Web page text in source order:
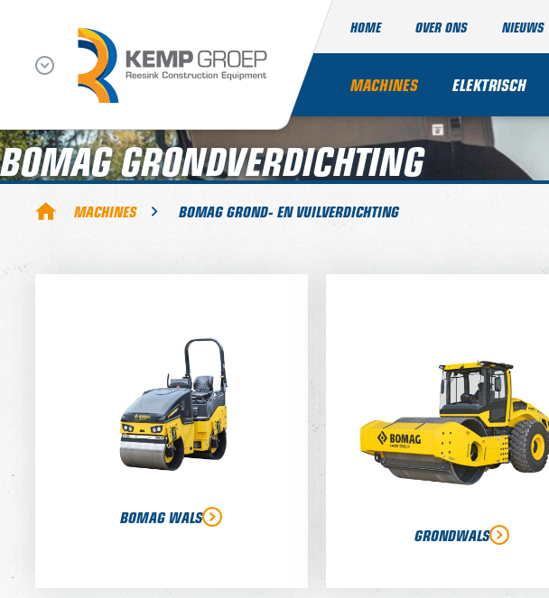
HOME OVER ONS NIEUWS
MACHINES ELEKTRISCH
BOMAG GRONDVERDICHTING
MACHINES BOMAG GROND- EN VUILVERDICHTING
BOMAG WALS
GRONDWALS